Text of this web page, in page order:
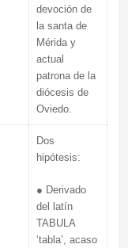
devoción de
la santa de
Mérida y
actual
patrona de la
diócesis de
Oviedo.
Dos
hipótesis:
● Derivado
del latín
TABULA
‘tabla’, acaso